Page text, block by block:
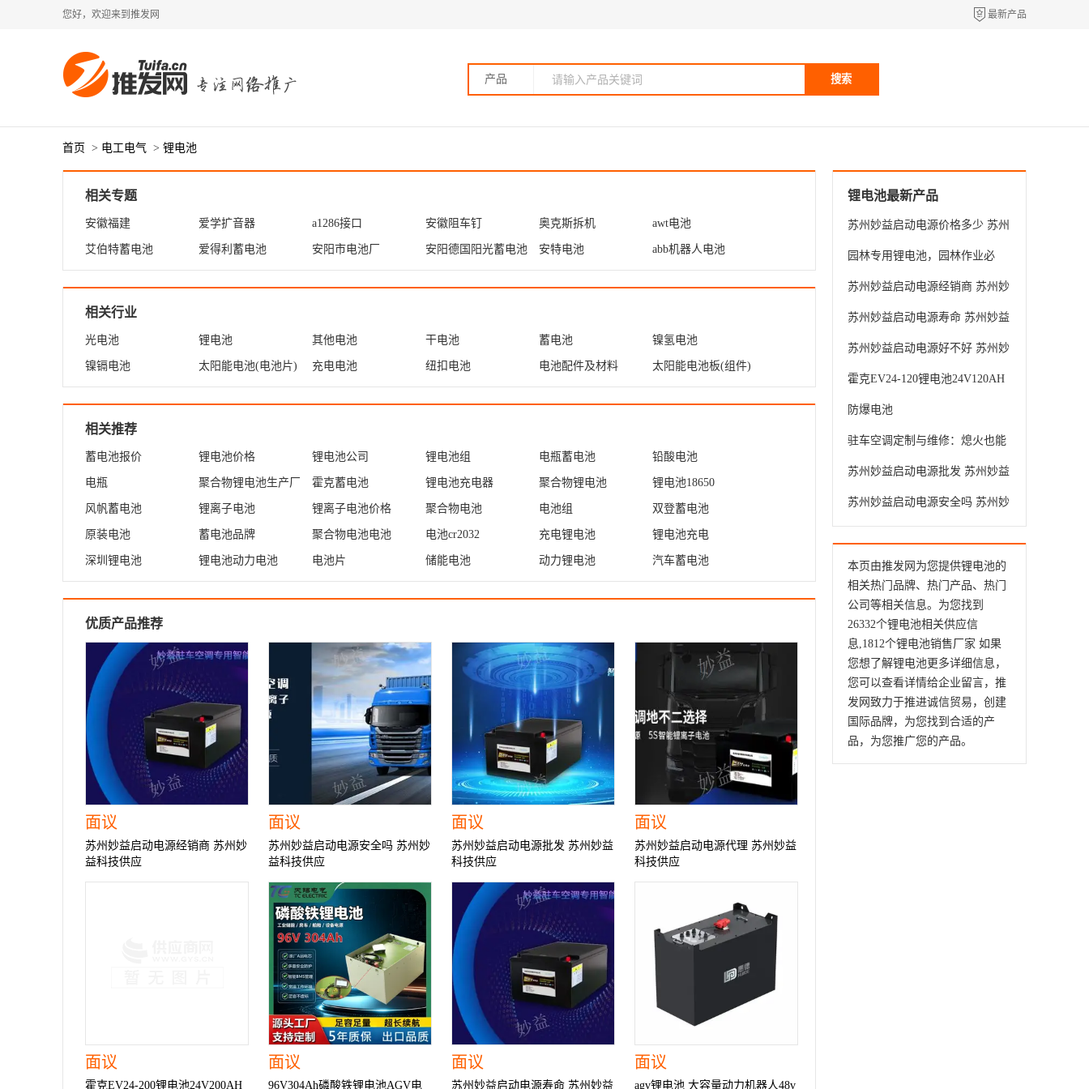
您好，欢迎来到推发网 最新产品
产品 搜索
首页 > 电工电气 > 锂电池
相关专题
安徽福建 爱学扩音器 a1286接口 安徽阻车钉 奥克斯拆机 awt电池
艾伯特蓄电池 爱得利蓄电池 安阳市电池厂 安阳德国阳光蓄电池 安特电池 abb机器人电池
相关行业
光电池 锂电池 其他电池 干电池 蓄电池 镍氢电池
镍镉电池 太阳能电池(电池片) 充电电池 纽扣电池 电池配件及材料 太阳能电池板(组件)
相关推荐
蓄电池报价 锂电池价格 锂电池公司 锂电池组 电瓶蓄电池 铅酸电池
电瓶
聚合物锂电池生产厂
家
霍克蓄电池 锂电池充电器 聚合物锂电池 锂电池18650
风帆蓄电池 锂离子电池 锂离子电池价格 聚合物电池 电池组 双登蓄电池
原装电池 蓄电池品牌 聚合物电池电池 电池cr2032 充电锂电池 锂电池充电
深圳锂电池 锂电池动力电池 电池片 储能电池 动力锂电池 汽车蓄电池
优质产品推荐
面议
苏州妙益启动电源经销商 苏州妙
益科技供应
面议
苏州妙益启动电源安全吗 苏州妙
益科技供应
面议
苏州妙益启动电源批发 苏州妙益
科技供应
面议
苏州妙益启动电源代理 苏州妙益
科技供应
面议
霍克EV24-200锂电池24V200AH
面议
96V304Ah磷酸铁锂电池AGV电
面议
苏州妙益启动电源寿命 苏州妙益
面议
agv锂电池 大容量动力机器人48v
锂电池最新产品
苏州妙益启动电源价格多少 苏州
妙益科技供应
园林专用锂电池，园林作业必
备！全新 A 品电芯锂电池，足容
心
苏州妙益启动电源经销商 苏州妙
益科技供应
苏州妙益启动电源寿命 苏州妙益
科技供应
苏州妙益启动电源好不好 苏州妙
益科技供应
霍克EV24-120锂电池24V120AH
AGV工业牵引机器人 轨道车
防爆电池
驻车空调定制与维修：熄火也能
清凉，选对方案少踩坑
苏州妙益启动电源批发 苏州妙益
科技供应
苏州妙益启动电源安全吗 苏州妙
益科技供应
本页由推发网为您提供锂电池的
相关热门品牌、热门产品、热门
公司等相关信息。为您找到
26332个锂电池相关供应信
息,1812个锂电池销售厂家 如果
您想了解锂电池更多详细信息，
您可以查看详情给企业留言，推
发网致力于推进诚信贸易，创建
国际品牌，为您找到合适的产
品，为您推广您的产品。